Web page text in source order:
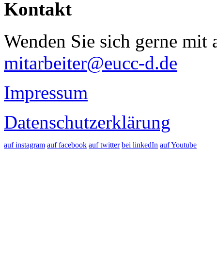
Kontakt
Wenden Sie sich gerne mit
mitarbeiter@eucc-d.de
Impressum
Datenschutzerklärung
auf instagram auf facebook auf twitter bei linkedIn auf Youtube